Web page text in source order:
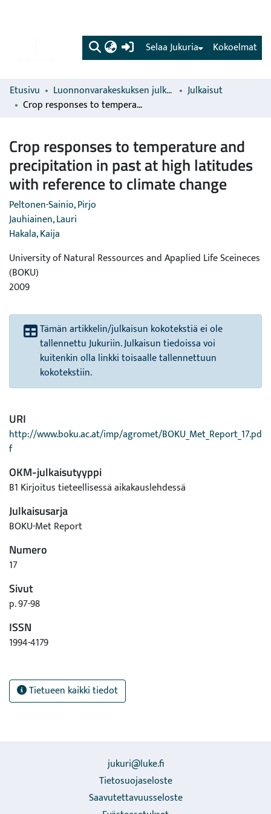
(current) Kokoelmat
Selaa Jukuria
Etusivu Luonnonvarakeskuksen julkaisut
Julkaisut
Crop responses to temperature and precipitation in past at high latitudes with reference to climate change
Crop responses to temperature and
precipitation in past at high latitudes
with reference to climate change
Peltonen-Sainio, Pirjo
Jauhiainen, Lauri
Hakala, Kaija
University of Natural Ressources and Apaplied Life Sceineces
(BOKU)
2009
Tämän artikkelin/julkaisun kokotekstiä ei ole
tallennettu Jukuriin. Julkaisun tiedoissa voi
kuitenkin olla linkki toisaalle tallennettuun
kokotekstiin.
URI
http://www.boku.ac.at/imp/agromet/BOKU_Met_Report_17.pd
f
OKM-julkaisutyyppi
B1 Kirjoitus tieteellisessä aikakauslehdessä
Julkaisusarja
BOKU-Met Report
Numero
17
Sivut
p. 97-98
ISSN
1994-4179
Tietueen kaikki tiedot
jukuri@luke.fi
Tietosuojaseloste
Saavutettavuusseloste